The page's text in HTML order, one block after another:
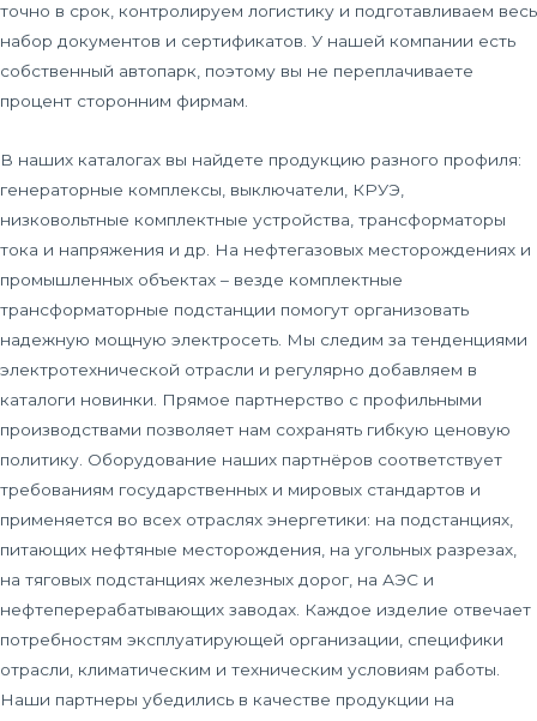
точно в срок, контролируем логистику и подготавливаем весь
набор документов и сертификатов. У нашей компании есть
собственный автопарк, поэтому вы не переплачиваете
процент сторонним фирмам.
В наших каталогах вы найдете продукцию разного профиля:
генераторные комплексы, выключатели, КРУЭ,
низковольтные комплектные устройства, трансформаторы
тока и напряжения и др. На нефтегазовых месторождениях и
промышленных объектах – везде комплектные
трансформаторные подстанции помогут организовать
надежную мощную электросеть. Мы следим за тенденциями
электротехнической отрасли и регулярно добавляем в
каталоги новинки. Прямое партнерство с профильными
производствами позволяет нам сохранять гибкую ценовую
политику. Оборудование наших партнёров соответствует
требованиям государственных и мировых стандартов и
применяется во всех отраслях энергетики: на подстанциях,
питающих нефтяные месторождения, на угольных разрезах,
на тяговых подстанциях железных дорог, на АЭС и
нефтеперерабатывающих заводах. Каждое изделие отвечает
потребностям эксплуатирующей организации, специфики
отрасли, климатическим и техническим условиям работы.
Наши партнеры убедились в качестве продукции на